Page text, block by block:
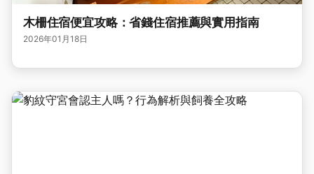
木柵住宿便宜攻略：省錢住宿推薦與實用指南
2026年01月18日